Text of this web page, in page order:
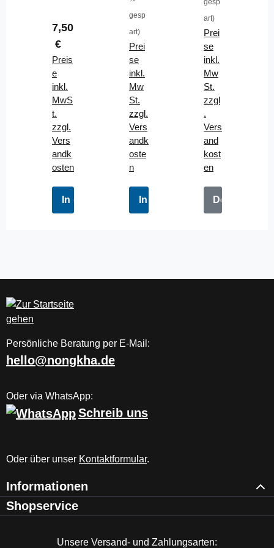
aus
EVA
au
mst
off
Regulärer Preis:
7,50
€
Preis
e
inkl.
MwS
t.
zzgl.
Vers
andk
osten
In den Warenkorb
35c
gesp
art)
Prei
se
inkl.
Mw
St.
zzgl.
Vers
andk
oste
n
In den Warenkorb
25c
m
art)
Prei
se
inkl.
Mw
St.
zzgl
.
Vers
and
kost
en
Details
Persönliche Beratung per E-Mail:
hello@nongkha.de
Oder via WhatsApp:
Schreib uns
Oder über unser Kontaktformular.
Informationen
Shopservice
Unsere Versand- und Zahlungsarten: